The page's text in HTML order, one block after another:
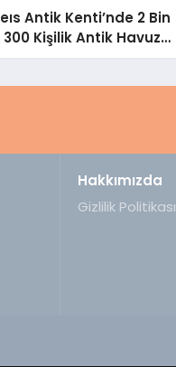
Antik Kenti’nde 2 Bin
300 Kişilik Antik Havuz
Çıktı
Hakkımızda
Gizlilik Politikası